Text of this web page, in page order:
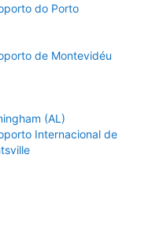
do Porto
de Montevidéu
(AL)
Internacional de